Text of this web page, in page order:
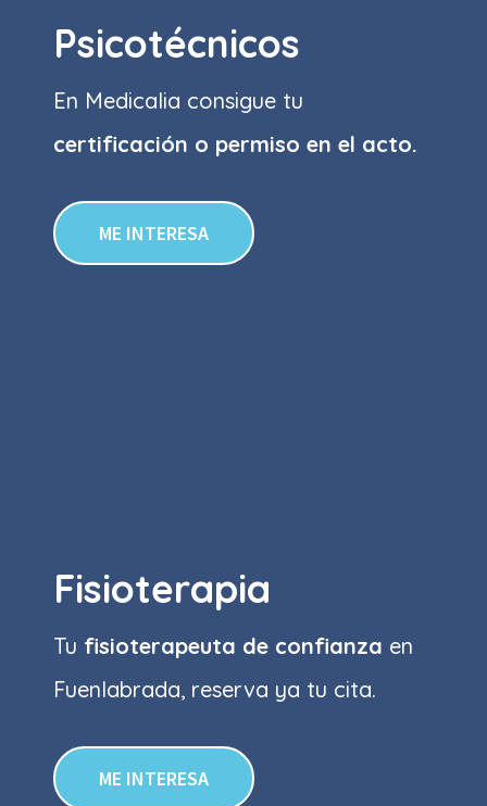
Psicotécnicos
En Medicalia consigue tu
certificación o permiso en el acto.
ME INTERESA
Fisioterapia
Tu fisioterapeuta de confianza en
Fuenlabrada, reserva ya tu cita.
ME INTERESA